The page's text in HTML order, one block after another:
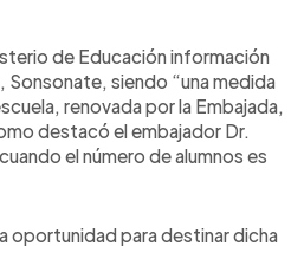
de Educación información
siendo “una medida
renovada por la Embajada,
destacó el embajador Dr.
el número de alumnos es
oportunidad para destinar dicha